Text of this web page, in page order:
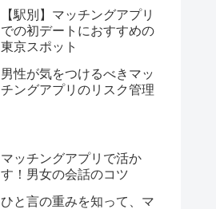
【駅別】マッチングアプリ
での初デートにおすすめの
東京スポット
男性が気をつけるべきマッ
チングアプリのリスク管理
マッチングアプリで活か
す！男女の会話のコツ
ひと言の重みを知って、マ